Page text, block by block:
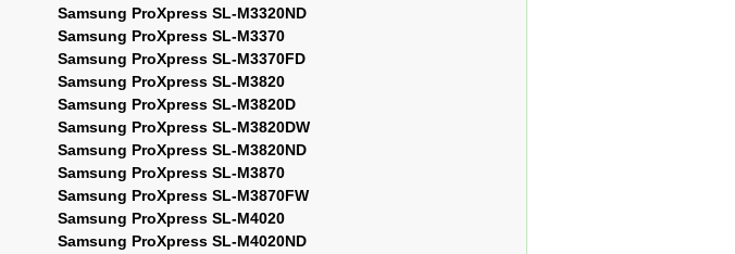
Samsung ProXpress SL-M3320ND
Samsung ProXpress SL-M3370
Samsung ProXpress SL-M3370FD
Samsung ProXpress SL-M3820
Samsung ProXpress SL-M3820D
Samsung ProXpress SL-M3820DW
Samsung ProXpress SL-M3820ND
Samsung ProXpress SL-M3870
Samsung ProXpress SL-M3870FW
Samsung ProXpress SL-M4020
Samsung ProXpress SL-M4020ND